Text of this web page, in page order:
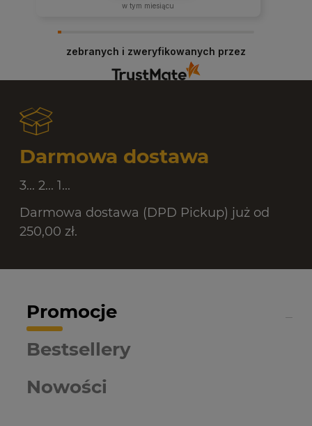
2026-05-20
zebranych i zweryfikowanych przez
Darmowa dostawa
3... 2... 1...
Darmowa dostawa (DPD Pickup) już od
250,00 zł.
Promocje
Nowości
Bestsellery